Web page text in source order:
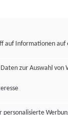
auf Informationen auf
zur Auswahl von
personalisierte